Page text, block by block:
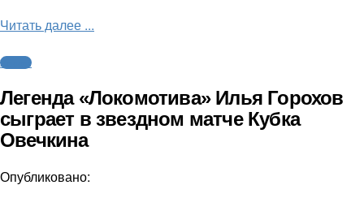
Читать далее ...
Хоккей
Легенда «Локомотива» Илья Горохов
сыграет в звездном матче Кубка
Овечкина
Опубликовано: